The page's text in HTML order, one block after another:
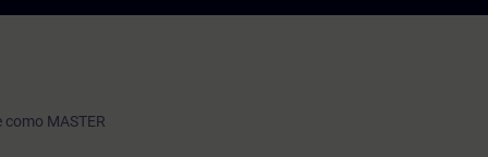
MASTER